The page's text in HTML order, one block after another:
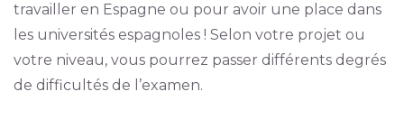
travailler en Espagne ou pour avoir une place dans
les universités espagnoles ! Selon votre projet ou
votre niveau, vous pourrez passer différents degrés
de difficultés de l’examen.